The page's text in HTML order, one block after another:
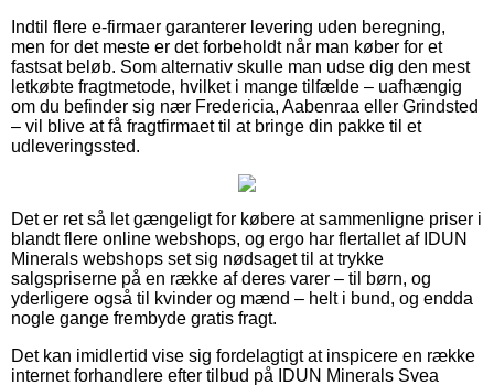
Indtil flere e-firmaer garanterer levering uden beregning,
men for det meste er det forbeholdt når man køber for et
fastsat beløb. Som alternativ skulle man udse dig den mest
letkøbte fragtmetode, hvilket i mange tilfælde – uafhængig
om du befinder sig nær Fredericia, Aabenraa eller Grindsted
– vil blive at få fragtfirmaet til at bringe din pakke til et
udleveringssted.
Det er ret så let gængeligt for købere at sammenligne priser i
blandt flere online webshops, og ergo har flertallet af IDUN
Minerals webshops set sig nødsaget til at trykke
salgspriserne på en række af deres varer – til børn, og
yderligere også til kvinder og mænd – helt i bund, og endda
nogle gange frembyde gratis fragt.
Det kan imidlertid vise sig fordelagtigt at inspicere en række
internet forhandlere efter tilbud på IDUN Minerals Svea